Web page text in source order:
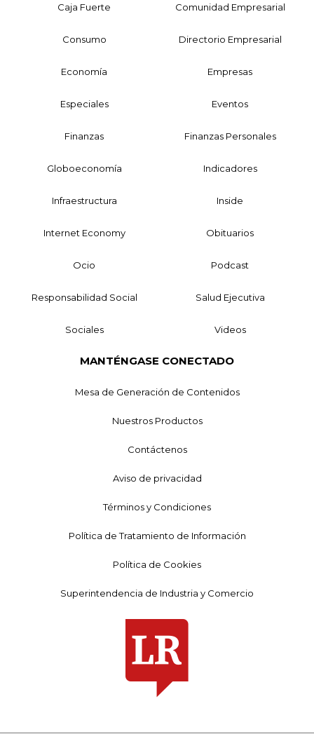
Caja Fuerte Comunidad Empresarial
Consumo Directorio Empresarial
Economía Empresas
Especiales Eventos
Finanzas Finanzas Personales
Globoeconomía Indicadores
Infraestructura Inside
Internet Economy Obituarios
Ocio Podcast
Responsabilidad Social Salud Ejecutiva
Sociales Videos
MANTÉNGASE CONECTADO
Mesa de Generación de Contenidos
Nuestros Productos
Contáctenos
Aviso de privacidad
Términos y Condiciones
Política de Tratamiento de Información
Política de Cookies
Superintendencia de Industria y Comercio